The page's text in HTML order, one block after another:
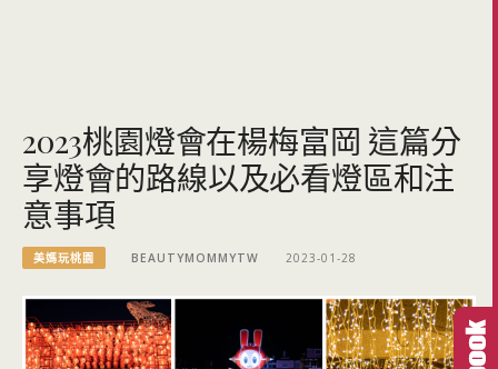
2023桃園燈會在楊梅富岡 這篇分
享燈會的路線以及必看燈區和注
意事項
美媽玩桃園 BEAUTYMOMMYTW 2023-01-28